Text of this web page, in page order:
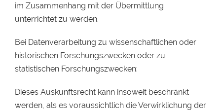
im Zusammenhang mit der Übermittlung
unterrichtet zu werden.
Bei Datenverarbeitung zu wissenschaftlichen oder
historischen Forschungszwecken oder zu
statistischen Forschungszwecken:
Dieses Auskunftsrecht kann insoweit beschränkt
werden, als es voraussichtlich die Verwirklichung der